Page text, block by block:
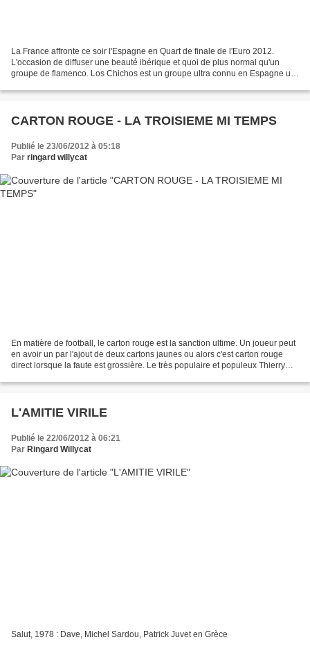
La France affronte ce soir l'Espagne en Quart de finale de l'Euro 2012.
L'occasion de diffuser une beauté ibérique et quoi de plus normal qu'un
groupe de flamenco. Los Chichos est un groupe ultra connu en Espagne un
CARTON ROUGE - LA TROISIEME MI TEMPS
Publié le 23/06/2012 à 05:18
Par ringard willycat
En matière de football, le carton rouge est la sanction ultime. Un joueur peut
en avoir un par l'ajout de deux cartons jaunes ou alors c'est carton rouge
direct lorsque la faute est grossière. Le très populaire et populeux Thierry
L'AMITIE VIRILE
Publié le 22/06/2012 à 06:21
Par Ringard Willycat
Salut, 1978 : Dave, Michel Sardou, Patrick Juvet en Grèce